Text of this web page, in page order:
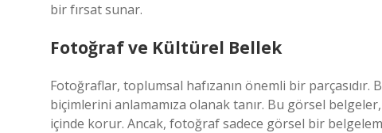
bir fırsat sunar.
Fotoğraf ve Kültürel Bellek
Fotoğraflar, toplumsal hafızanın önemli bir
biçimlerini anlamamıza olanak tanır. Bu görsel
içinde korur. Ancak, fotoğraf sadece görsel bir